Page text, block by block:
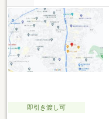
即引き渡し可